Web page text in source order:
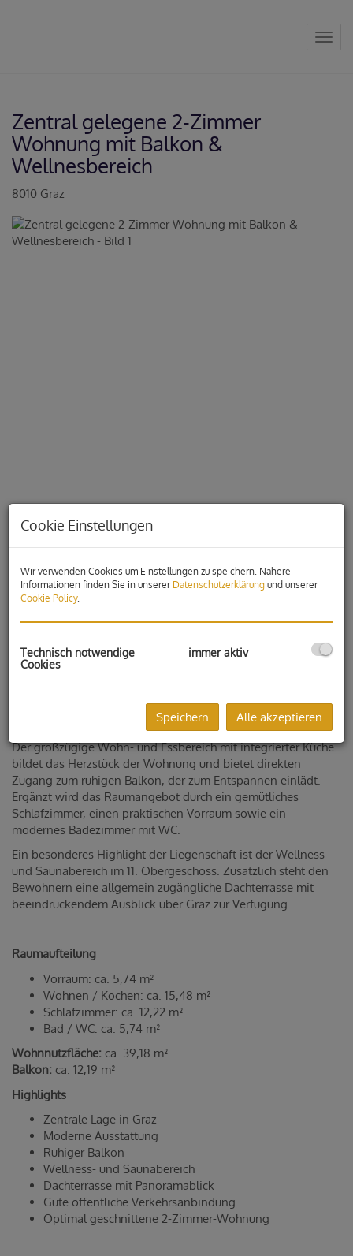
Zentral gelegene 2-Zimmer
Wohnung mit Balkon &
Wellnesbereich
8010 Graz
Beschreibung
hervorragende zentrale Lage in der Schönaugasse sowie
durch ihre durchdachte Raumaufteilung und hochwertige
Ausstattung. Die Wohnung befindet sich im 2. Obergeschoss
und bietet ein angenehmes Wohngefühl in urbaner
Der großzügige Wohn- und Essbereich mit integrierter Küche
bildet das Herzstück der Wohnung und bietet direkten
Zugang zum ruhigen Balkon, der zum Entspannen einlädt.
Ergänzt wird das Raumangebot durch ein gemütliches
Schlafzimmer, einen praktischen Vorraum sowie ein
modernes Badezimmer mit WC.
Ein besonderes Highlight der Liegenschaft ist der Wellness-
und Saunabereich im 11. Obergeschoss. Zusätzlich steht den
Bewohnern eine allgemein zugängliche Dachterrasse mit
beeindruckendem Ausblick über Graz zur Verfügung.
Raumaufteilung
Vorraum: ca. 5,74 m²
Wohnen / Kochen: ca. 15,48 m²
Schlafzimmer: ca. 12,22 m²
Bad / WC: ca. 5,74 m²
Wohnnutzfläche: ca. 39,18 m²
Balkon: ca. 12,19 m²
Highlights
Zentrale Lage in Graz
Moderne Ausstattung
Ruhiger Balkon
Wellness- und Saunabereich
Dachterrasse mit Panoramablick
Gute öffentliche Verkehrsanbindung
Optimal geschnittene 2-Zimmer-Wohnung
Cookie Einstellungen
Wir verwenden Cookies um Einstellungen zu speichern. Nähere
Informationen finden Sie in unserer Datenschutzerklärung und unserer
Cookie Policy.
Technisch notwendige
Cookies
immer aktiv
Speichern Alle akzeptieren